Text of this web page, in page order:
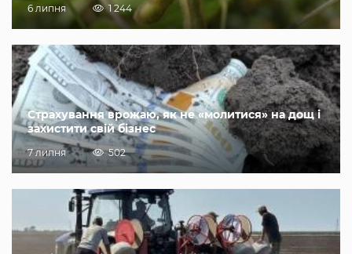
6 липня 1 244
Страхування врожаю, як не «молитися» на дощ і
захистити свій бізнес
7 липня 502